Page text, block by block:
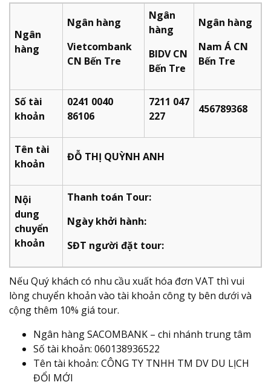
Ngân
hàng
Ngân hàng
Vietcombank
CN Bến Tre
Ngân
hàng
BIDV CN
Bến Tre
Ngân hàng
Nam Á CN
Bến Tre
Số tài
khoản
0241 0040
86106
7211 047
227​
456789368
Tên tài
khoản
ĐỖ THỊ QUỲNH ANH
Nội
dung
chuyển
khoản
Thanh toán Tour:
Ngày khởi hành:
SĐT người đặt tour:
Nếu Quý khách có nhu cầu xuất hóa đơn VAT thì vui
lòng chuyển khoản vào tài khoản công ty bên dưới và
cộng thêm 10% giá tour.
Ngân hàng SACOMBANK – chi nhánh trung tâm
Số tài khoản: 060138936522
Tên tài khoản: CÔNG TY TNHH TM DV DU LỊCH
ĐỔI MỚI